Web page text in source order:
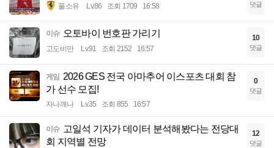
풀소유 Lv.86 조회 1709 16:58 댓글
이슈 오토바이 번호판 가리기
고도비만 Lv.91 조회 2152 16:57
10
댓글
게임 2026 GES 전국 아마추어 이스포츠 대회 참
가 선수 모집!
자나깨나 Lv.35 조회 855 16:57
0
댓글
이슈 고일석 기자가 데이터 분석해봤다는 전당대
회 지역별 전망
12
댓글